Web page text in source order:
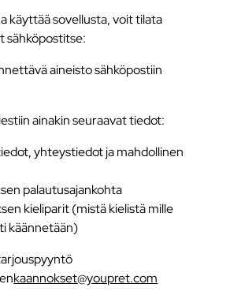
käyttää sovellusta, voit tilata
sähköpostitse:
aineisto sähköpostiin
ainakin seuraavat tiedot:
yhteystiedot ja mahdollinen
palautusajankohta
kieliparit (mistä kielistä mille
käännetään)
kaannokset@youpret.com